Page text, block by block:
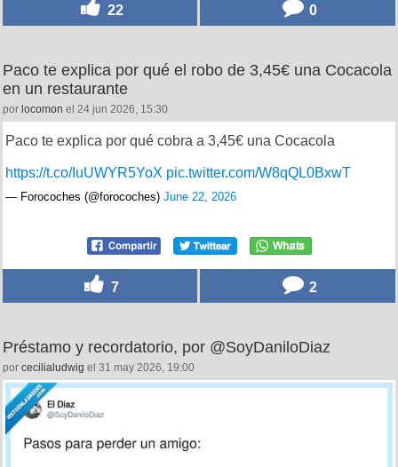
22 0
Paco te explica por qué el robo de 3,45€ una Cocacola
en un restaurante
por locomon el 24 jun 2026, 15:30
Paco te explica por qué cobra a 3,45€ una Cocacola
https://t.co/IuUWYR5YoX pic.twitter.com/W8qQL0BxwT
— Forocoches (@forocoches) June 22, 2026
7 2
Préstamo y recordatorio, por @SoyDaniloDiaz
por cecilialudwig el 31 may 2026, 19:00